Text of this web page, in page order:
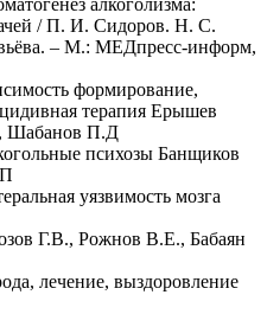
/ П. И. Сидоров. Н. С.
– М.: МЕДпресс-информ,
формирование,
терапия Ерышев
Шабанов П.Д
психозы Банщиков
уязвимость мозга
Г.В., Рожнов В.Е., Бабаян
лечение, выздоровление